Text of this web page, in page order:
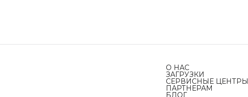
О НАС
ЗАГРУЗКИ
СЕРВИСНЫЕ ЦЕНТРЫ
ПАРТНЕРАМ
БЛОГ